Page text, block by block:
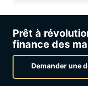
Prêt à
finance des
Demander une